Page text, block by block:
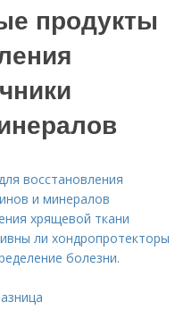
продукты
восстановления
и минералов
хрящевой ткани
ли хондропротекторы
болезни.